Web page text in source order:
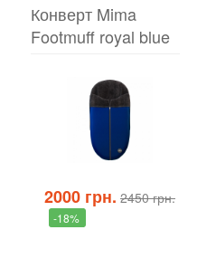
Конверт Mima
Footmuff royal blue
2000 грн. 2450 грн.
-18%